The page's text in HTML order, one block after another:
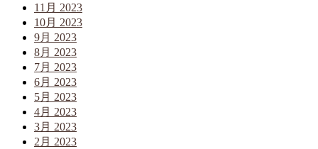
11月 2023
10月 2023
9月 2023
8月 2023
7月 2023
6月 2023
5月 2023
4月 2023
3月 2023
2月 2023